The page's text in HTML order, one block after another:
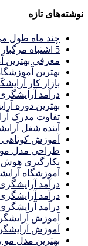
نوشته‌های تازه
چند ماه طول
5 اشتباه مرگبار هنرجویان آرایشگری مردانه در کرج
معرفی بهترین
بهترین
بازار كار
درآمد
بهترین دوره
تفاوت مدرک
آینده شغل
آموزش کوتاهی
طراحی مدل
بکارگیری
آموزشگاه
درآمد
درآمد
درآمد
آموزش
آموزش
بهترین مدل